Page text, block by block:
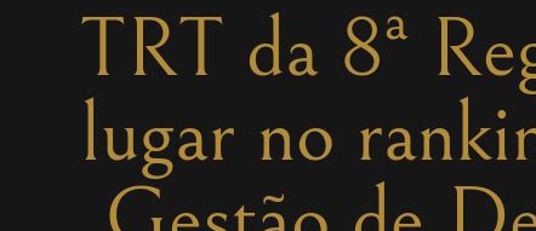
TRT da 8ª
lugar no